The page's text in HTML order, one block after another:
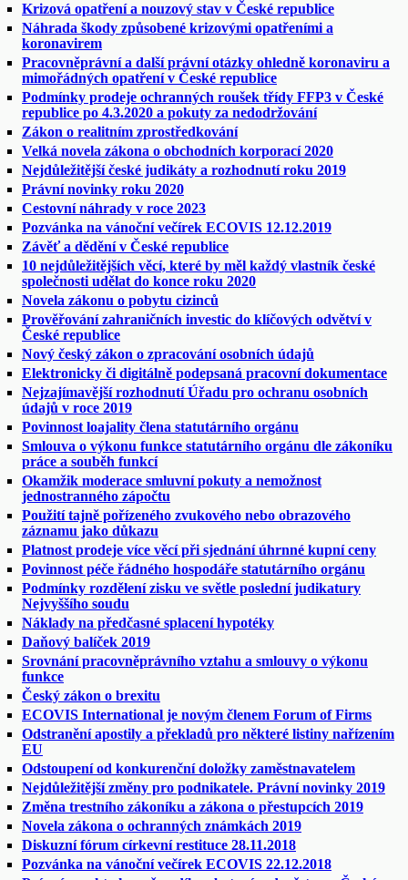
Krizová opatření a nouzový stav v České republice
Náhrada škody způsobené krizovými opatřeními a
koronavirem
Pracovněprávní a další právní otázky ohledně koronaviru a
mimořádných opatření v České republice
Podmínky prodeje ochranných roušek třídy FFP3 v České
republice po 4.3.2020 a pokuty za nedodržování
Zákon o realitním zprostředkování
Velká novela zákona o obchodních korporací 2020
Nejdůležitější české judikáty a rozhodnutí roku 2019
Právní novinky roku 2020
Cestovní náhrady v roce 2023
Pozvánka na vánoční večírek ECOVIS 12.12.2019
Závěť a dědění v České republice
10 nejdůležitějších věcí, které by měl každý vlastník české
společnosti udělat do konce roku 2020
Novela zákonu o pobytu cizinců
Prověřování zahraničních investic do klíčových odvětví v
České republice
Nový český zákon o zpracování osobních údajů
Elektronicky či digitálně podepsaná pracovní dokumentace
Nejzajímavější rozhodnutí Úřadu pro ochranu osobních
údajů v roce 2019
Povinnost loajality člena statutárního orgánu
Smlouva o výkonu funkce statutárního orgánu dle zákoníku
práce a souběh funkcí
Okamžik moderace smluvní pokuty a nemožnost
jednostranného zápočtu
Použití tajně pořízeného zvukového nebo obrazového
záznamu jako důkazu
Platnost prodeje více věcí při sjednání úhrnné kupní ceny
Povinnost péče řádného hospodáře statutárního orgánu
Podmínky rozdělení zisku ve světle poslední judikatury
Nejvyššího soudu
Náklady na předčasné splacení hypotéky
Daňový balíček 2019
Srovnání pracovněprávního vztahu a smlouvy o výkonu
funkce
Český zákon o brexitu
ECOVIS International je novým členem Forum of Firms
Odstranění apostily a překladů pro některé listiny nařízením
EU
Odstoupení od konkurenční doložky zaměstnavatelem
Nejdůležitější změny pro podnikatele. Právní novinky 2019
Změna trestního zákoníku a zákona o přestupcích 2019
Novela zákona o ochranných známkách 2019
Diskuzní fórum církevní restituce 28.11.2018
Pozvánka na vánoční večírek ECOVIS 22.12.2018